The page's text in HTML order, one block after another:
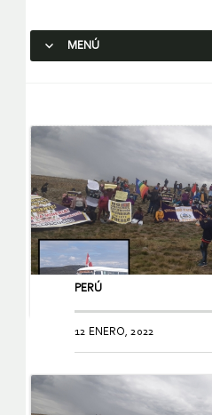
MENÚ
PERÚ
12 ENERO, 2022